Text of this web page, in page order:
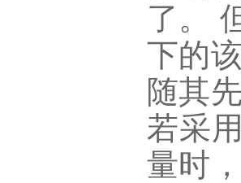
了。
下的
随其
若采
量时